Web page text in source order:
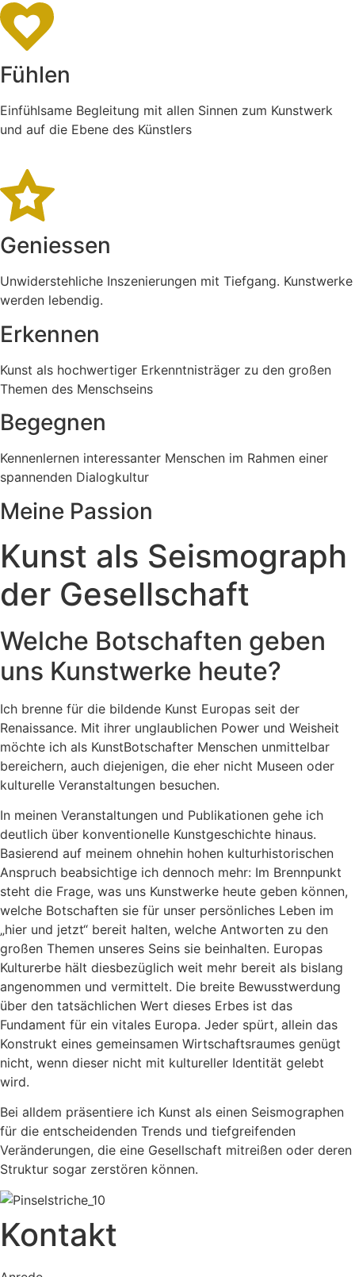
Fühlen
Einfühlsame Begleitung mit allen Sinnen zum Kunstwerk
und auf die Ebene des Künstlers
Geniessen
Unwiderstehliche Inszenierungen mit Tiefgang. Kunstwerke
werden lebendig.
Erkennen
Kunst als hochwertiger Erkenntnisträger zu den großen
Themen des Menschseins
Begegnen
Kennenlernen interessanter Menschen im Rahmen einer
spannenden Dialogkultur
Meine Passion
Kunst als Seismograph
der Gesellschaft
Welche Botschaften geben
uns Kunstwerke heute?
Ich brenne für die bildende Kunst Europas seit der
Renaissance. Mit ihrer unglaublichen Power und Weisheit
möchte ich als KunstBotschafter Menschen unmittelbar
bereichern, auch diejenigen, die eher nicht Museen oder
kulturelle Veranstaltungen besuchen.
In meinen Veranstaltungen und Publikationen gehe ich
deutlich über konventionelle Kunstgeschichte hinaus.
Basierend auf meinem ohnehin hohen kulturhistorischen
Anspruch beabsichtige ich dennoch mehr: Im Brennpunkt
steht die Frage, was uns Kunstwerke heute geben können,
welche Botschaften sie für unser persönliches Leben im
„hier und jetzt“ bereit halten, welche Antworten zu den
großen Themen unseres Seins sie beinhalten. Europas
Kulturerbe hält diesbezüglich weit mehr bereit als bislang
angenommen und vermittelt. Die breite Bewusstwerdung
über den tatsächlichen Wert dieses Erbes ist das
Fundament für ein vitales Europa. Jeder spürt, allein das
Konstrukt eines gemeinsamen Wirtschaftsraumes genügt
nicht, wenn dieser nicht mit kultureller Identität gelebt
wird.
Bei alldem präsentiere ich Kunst als einen Seismographen
für die entscheidenden Trends und tiefgreifenden
Veränderungen, die eine Gesellschaft mitreißen oder deren
Struktur sogar zerstören können.
Kontakt